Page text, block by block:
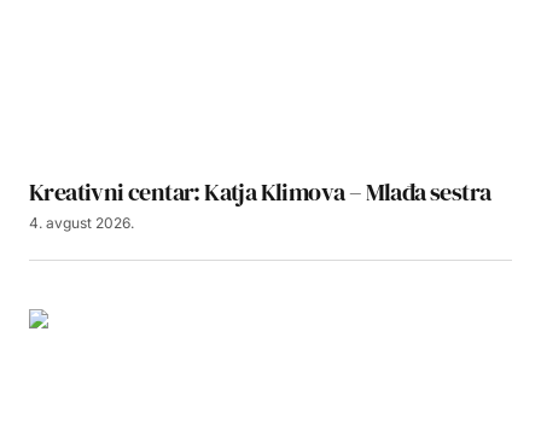
Kreativni centar: Katja Klimova – Mlađa sestra
4. avgust 2026.